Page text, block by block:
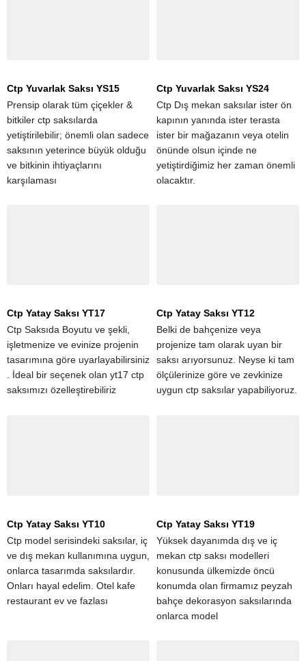
Ctp Yuvarlak Saksı YS15
Prensip olarak tüm çiçekler &
bitkiler ctp saksılarda
yetiştirilebilir; önemli olan sadece
saksının yeterince büyük olduğu
ve bitkinin ihtiyaçlarını
karşılaması
Ctp Yuvarlak Saksı YS24
Ctp Dış mekan saksılar ister ön
kapının yanında ister terasta
ister bir mağazanın veya otelin
önünde olsun içinde ne
yetiştirdiğimiz her zaman önemli
olacaktır.
Ctp Yatay Saksı YT17
Ctp Saksıda Boyutu ve şekli,
işletmenize ve evinize projenin
tasarımına göre uyarlayabilirsiniz
. İdeal bir seçenek olan yt17 ctp
saksımızı özelleştirebiliriz
Ctp Yatay Saksı YT12
Belki de bahçenize veya
projenize tam olarak uyan bir
saksı arıyorsunuz. Neyse ki tam
ölçülerinize göre ve zevkinize
uygun ctp saksılar yapabiliyoruz.
Ctp Yatay Saksı YT10
Ctp model serisindeki saksılar, iç
ve dış mekan kullanımına uygun,
onlarca tasarımda saksılardır.
Onları hayal edelim. Otel kafe
restaurant ev ve fazlası
Ctp Yatay Saksı YT19
Yüksek dayanımda dış ve iç
mekan ctp saksı modelleri
konusunda ülkemizde öncü
konumda olan firmamız peyzah
bahçe dekorasyon saksılarında
onlarca model